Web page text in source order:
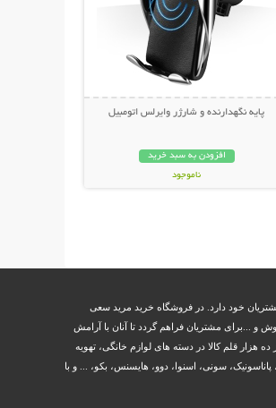
پایه نگهدارنده و شارژر وایرلس اتومبیل
افزودن به سبد خرید
ناموجود
خود دارد. در فروشگاه خرید مرید سعی
...برای مشتریان فراهم گردد تا آنان با آرامش
هزار قلم کالا در دسته های لوازم خانگی، تهویه
سونی، اسنوا، دوو، هایسنس، بکو، ... و با